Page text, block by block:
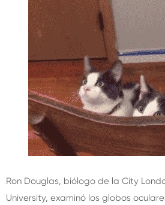
Ron Douglas, biólogo de la City
University, examinó los globos